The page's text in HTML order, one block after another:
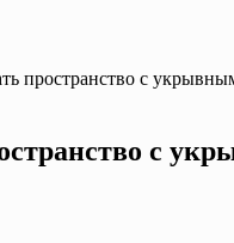
пространство с
с